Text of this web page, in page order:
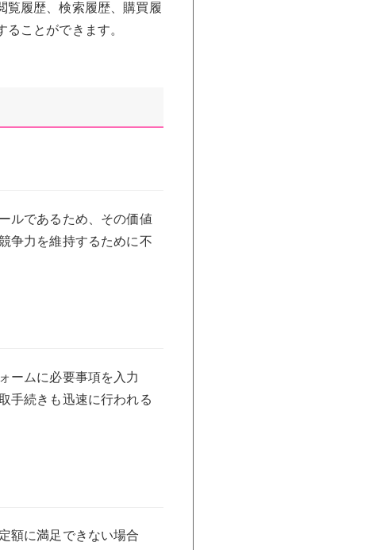
覧履歴、検索履歴、購買履
ことができます。
ルであるため、その価値
争力を維持するために不
ームに必要事項を入力
手続きも迅速に行われる
額に満足できない場合